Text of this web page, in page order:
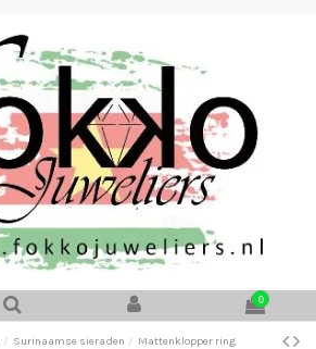
0
Surinaamse sieraden Mattenklopper ring